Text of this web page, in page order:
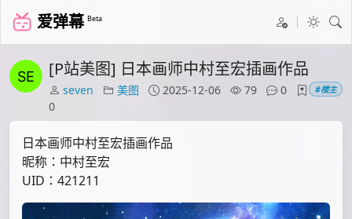
爱弹幕 Beta
[P站美图] 日本画师中村至宏插画作品
seven 美图 2025-12-06 79
0
0
#楼主
日本画师中村至宏插画作品
昵称：中村至宏
UID：421211